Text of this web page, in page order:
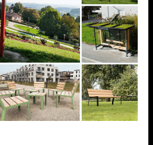
TUBE